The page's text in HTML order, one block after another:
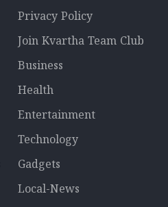
Privacy Policy
Join Kvartha Team Club
Business
Health
Entertainment
Technology
Gadgets
Local-News